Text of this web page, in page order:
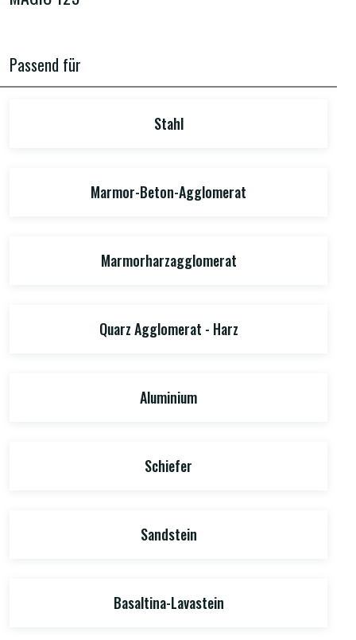
Passend für
Stahl
Marmor-Beton-Agglomerat
Marmorharzagglomerat
Quarz Agglomerat - Harz
Aluminium
Schiefer
Sandstein
Basaltina-Lavastein